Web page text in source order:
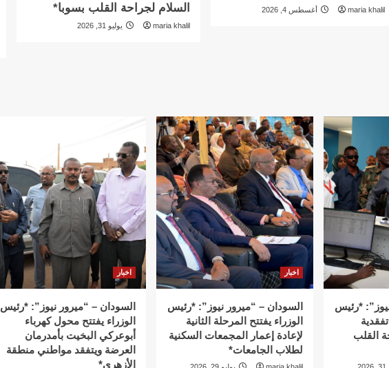
maria khalil أغسطس 4, 2026
السلام لجراحة القلب بسوبا*
maria khalil يوليو 31, 2026
*رئيس
القلب
اخبار
السودان – “ميرور نيوز”: *رئيس
الوزراء يفتتح المرحلة الثانية
لإعادة إعمار المجمعات السكنية
لطلاب الجامعات*
اخبار
السودان – “ميرور نيوز”: *رئيس
الوزراء يفتتح محول كهرباء
أبوعركي البخيت بأمدرمان
العرضة ويتفقد مواطني منطقة
الأزهري*